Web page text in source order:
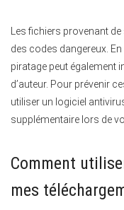
Les fichiers provenant
des codes dangereux.
piratage peut également
d’auteur. Pour prévenir
utiliser un logiciel
supplémentaire lors de
Comment
mes